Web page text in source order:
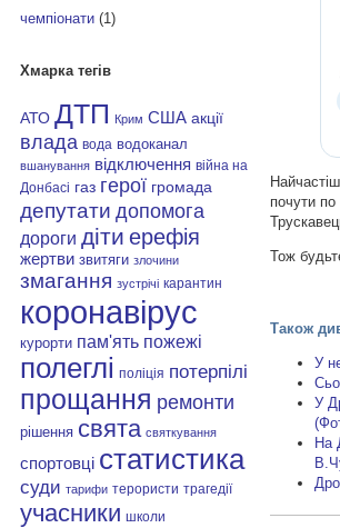
чемпіонати(1)
Хмарка тегів
АТО ДТП Крим США акції
влада вода водоканал
вшанування відключення війна на
Донбасі газ герої громада
депутати допомога
дороги діти ерефія
жертви звитяги злочини
змагання зустрічі карантин
коронавірус
курорти пам'ять пожежі
полеглі поліція потерпілі
прощання ремонти
рішення свята святкування
спортовці статистика
суди тарифи терористи трагедії
учасники школи
почути
Тож
Також
У
У
На